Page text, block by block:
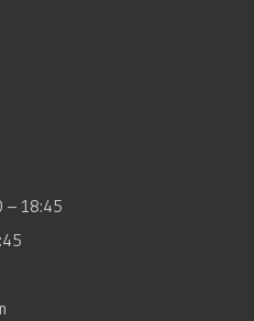
– 18:45